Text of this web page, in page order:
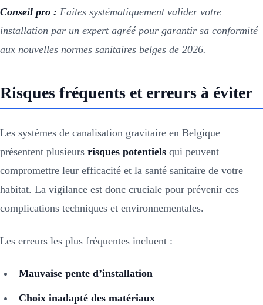
Conseil pro : Faites systématiquement valider votre
installation par un expert agréé pour garantir sa conformité
aux nouvelles normes sanitaires belges de 2026.
Risques fréquents et erreurs à éviter
Les systèmes de canalisation gravitaire en Belgique
présentent plusieurs risques potentiels qui peuvent
compromettre leur efficacité et la santé sanitaire de votre
habitat. La vigilance est donc cruciale pour prévenir ces
complications techniques et environnementales.
Les erreurs les plus fréquentes incluent :
Mauvaise pente d’installation
Choix inadapté des matériaux